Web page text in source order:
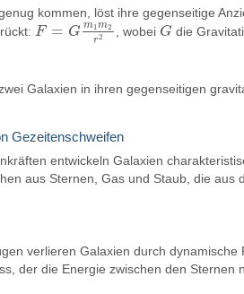
kommen, löst ihre gegenseitige
F = G m1 m2
r2
F= Gm1m2r2 , wobei G
G die
Galaxien in ihren gegenseitigen
Gezeitenschweifen
entwickeln Galaxien
aus Sternen, Gas und Staub, die
verlieren Galaxien durch
der die Energie zwischen den Sternen